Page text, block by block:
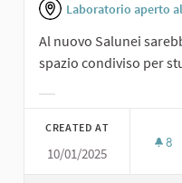
Laboratorio aperto
Al nuovo Salunei
spazio condiviso per
CREATED AT
10/01/2025
8